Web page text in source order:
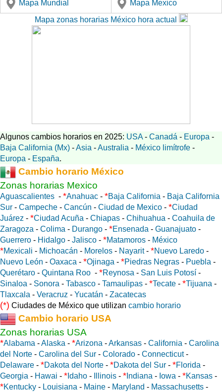
Mapa Mundial
Mapa Mexico
Mapa zonas horarias México hora actual
Algunos cambios horarios en 2025: USA- Canadá - Europa -
Baja California (Mx) -Asia -Australia - México limítrofe -
Europa - España.
Cambio horario México
Zonas horarias Mexico
Aguascalientes - *Anahuac - *Baja California - Baja California
Sur - Campeche - Cancún - Ciudad de Mexico - *Ciudad
Juárez - *Ciudad Acuña - Chiapas - Chihuahua - Coahuila de
Zaragoza - Colima - Durango - *Ensenada - Guanajuato -
Guerrero - Hidalgo - Jalisco - *Matamoros - México
*Mexicali - Michoacán - Morelos - Nayarit- *Nuevo Laredo -
Nuevo León - Oaxaca - *Ojinaga - *Piedras Negras - Puebla -
Querétaro - Quintana Roo - *Reynosa - San Luis Potosí -
Sinaloa - Sonora - Tabasco - Tamaulipas - *Tecate - *Tijuana -
Tlaxcala - Veracruz - Yucatán - Zacatecas
(*) Ciudades de México que utilizan cambio horario
Cambio horario USA
Zonas horarias USA
*Alabama -Alaska - *Arizona -Arkansas - California - Carolina
del Norte - Carolina del Sur - Colorado - Connecticut-
Delaware - *Dakota del Norte - *Dakota del Sur - *Florida -
Georgia - Hawai - * Idaho - Illinois - * Indiana - Iowa - *Kansas -
*Kentucky - Louisiana - Maine - Maryland - Massachusetts -